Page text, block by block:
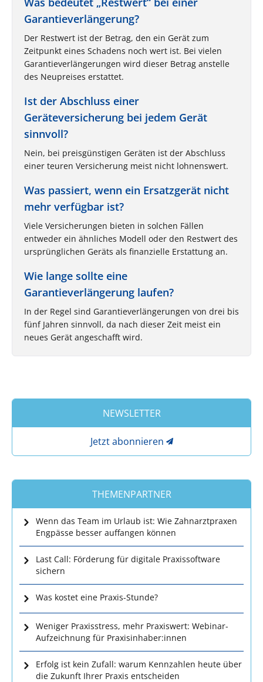
Garantieverlängerung?
Der Restwert ist der Betrag, den ein Gerät zum
Zeitpunkt eines Schadens noch wert ist. Bei vielen
Garantieverlängerungen wird dieser Betrag anstelle
des Neupreises erstattet.
Ist der Abschluss einer
Geräteversicherung bei jedem Gerät
sinnvoll?
Nein, bei preisgünstigen Geräten ist der Abschluss
einer teuren Versicherung meist nicht lohnenswert.
Was passiert, wenn ein Ersatzgerät nicht
mehr verfügbar ist?
Viele Versicherungen bieten in solchen Fällen
entweder ein ähnliches Modell oder den Restwert des
ursprünglichen Geräts als finanzielle Erstattung an.
Wie lange sollte eine
Garantieverlängerung laufen?
In der Regel sind Garantieverlängerungen von drei bis
fünf Jahren sinnvoll, da nach dieser Zeit meist ein
neues Gerät angeschafft wird.
NEWSLETTER
Jetzt abonnieren
THEMENPARTNER
Wenn das Team im Urlaub ist: Wie Zahnarztpraxen
Engpässe besser auffangen können
Last Call: Förderung für digitale Praxissoftware
sichern
Was kostet eine Praxis-Stunde?
Weniger Praxisstress, mehr Praxiswert: Webinar-
Aufzeichnung für Praxisinhaber:innen
Erfolg ist kein Zufall: warum Kennzahlen heute über
die Zukunft Ihrer Praxis entscheiden